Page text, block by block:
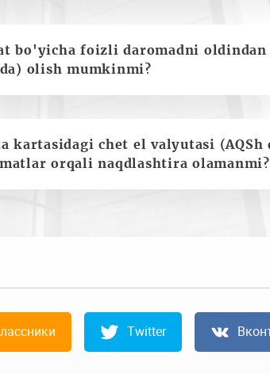
bo'yicha foizli daromadni oldindan
olish mumkinmi?
kartasidagi chet el valyutasi
orqali naqdlashtira olamanmi?
Twitter